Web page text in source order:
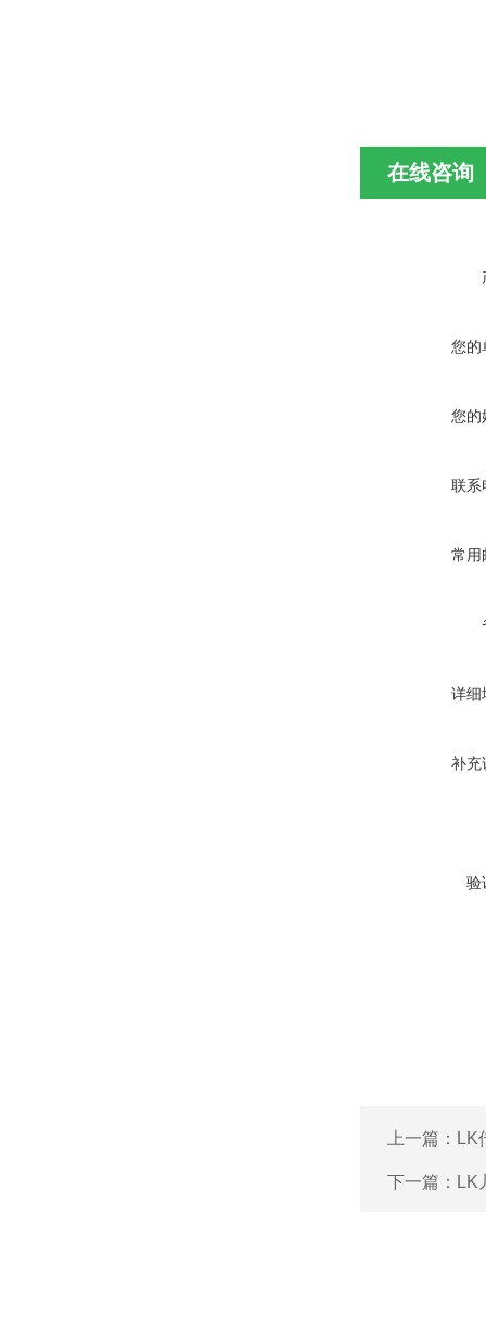
在线咨询
您的
您的
联系
常用
详细
补充
验
上一篇： LK
下一篇： LK